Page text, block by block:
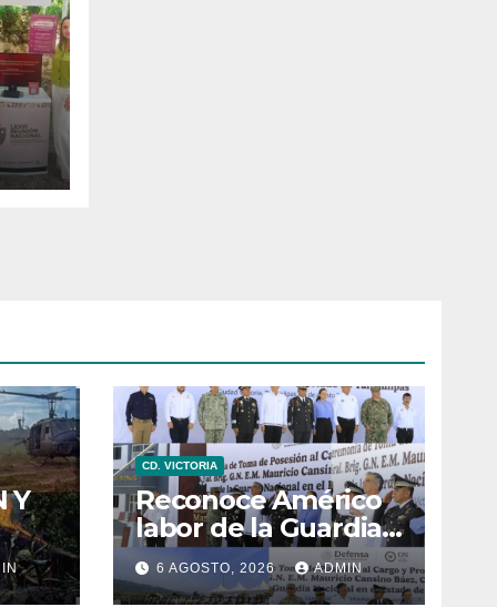
Y
DE
CD. VICTORIA
Reconoce Américo
labor de la Guardia
Nacional en
Tamaulipas;
6 AGOSTO, 2026 ADMIN